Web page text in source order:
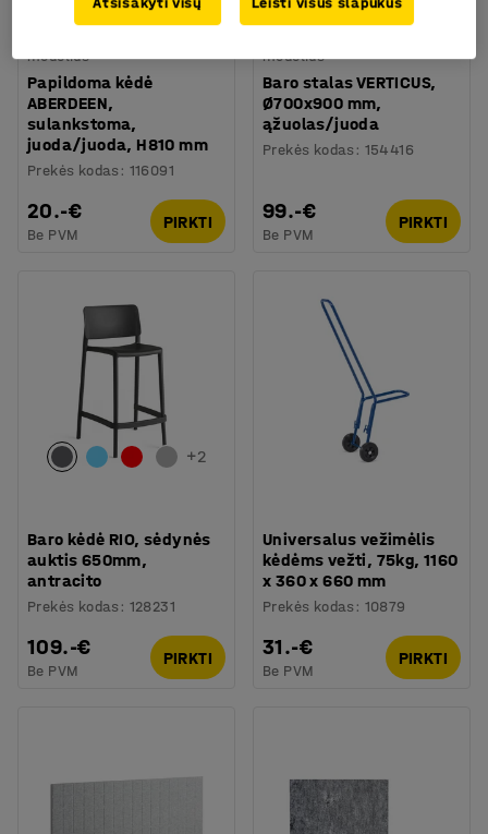
modelius
Papildoma kėdė
ABERDEEN,
sulankstoma,
juoda/juoda, H810 mm
Prekės kodas : 116091
20.-€
Be PVM
PIRKTI
modelius
Baro stalas VERTICUS,
Ø700x900 mm,
ąžuolas/juoda
Prekės kodas : 154416
99.-€
Be PVM
PIRKTI
+2
Baro kėdė RIO, sėdynės
auktis 650mm,
antracito
Prekės kodas : 128231
109.-€
Be PVM
PIRKTI
Universalus vežimėlis
kėdėms vežti, 75kg, 1160
x 360 x 660 mm
Prekės kodas : 10879
31.-€
Be PVM
PIRKTI